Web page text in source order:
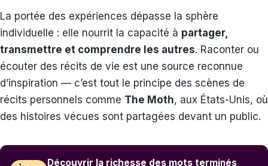
La portée des expériences dépasse la sphère
individuelle : elle nourrit la capacité à partager,
transmettre et comprendre les autres. Raconter ou
écouter des récits de vie est une source reconnue
d’inspiration — c’est tout le principe des scènes de
récits personnels comme The Moth, aux États-Unis, où
des histoires vécues sont partagées devant un public.
Découvrir la richesse des mots terminés